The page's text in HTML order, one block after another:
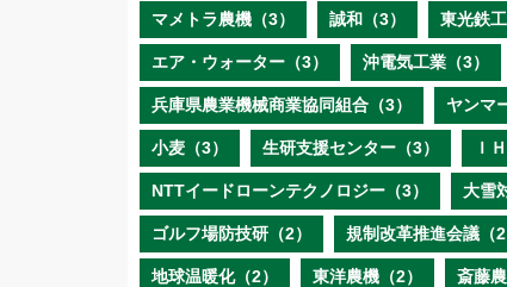
マメトラ農機（3） 誠和（3） 東光鉄工
エア・ウォーター（3） 沖電気工業（3）
兵庫県農業機械商業協同組合（3） ヤンマ
小麦（3） 生研支援センター（3） Ｉ
NTTイードローンテクノロジー（3） 大雪
ゴルフ場防技研（2） 規制改革推進会議（2
地球温暖化（2） 東洋農機（2） 斎藤農